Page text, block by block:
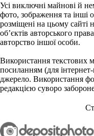
Усі виключні майнові й
фото, зображення та інші
розміщені на цьому сайті
об’єктів авторського
авторство іншої особи.
Використання текстових
посиланням (для
джерело. Використання
редакцією суворо